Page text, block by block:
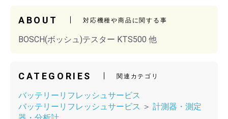
ABOUT 対応機種や商品に関する事
BOSCH(ボッシュ)テスター KTS500 他
CATEGORIES 関連カテゴリ
バッテリーリフレッシュサービス
バッテリーリフレッシュサービス ＞ 計測器・測定